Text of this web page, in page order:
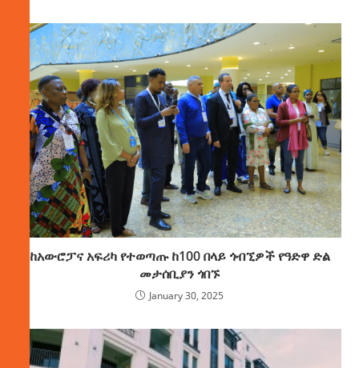
ከአውሮፓና አፍሪካ የተወጣጡ ከ100 በላይ ጎብኚዎች የዓድዋ ድል
መታሰቢያን ጎበኙ
January 30, 2025